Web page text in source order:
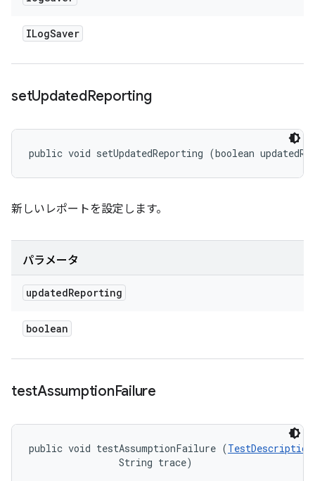
ILogSaver
setUpdatedReporting
public void setUpdatedReporting (boolean
新しいレポートを設定します。
パラメータ
updatedReporting
boolean
testAssumptionFailure
public void testAssumptionFailure (TestDescription
                String trace)